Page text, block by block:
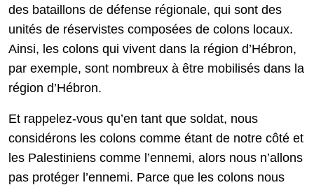
des bataillons de défense régionale, qui sont des
unités de réservistes composées de colons locaux.
Ainsi, les colons qui vivent dans la région d’Hébron,
par exemple, sont nombreux à être mobilisés dans la
région d’Hébron.
Et rappelez-vous qu’en tant que soldat, nous
considérons les colons comme étant de notre côté et
les Palestiniens comme l’ennemi, alors nous n’allons
pas protéger l’ennemi. Parce que les colons nous